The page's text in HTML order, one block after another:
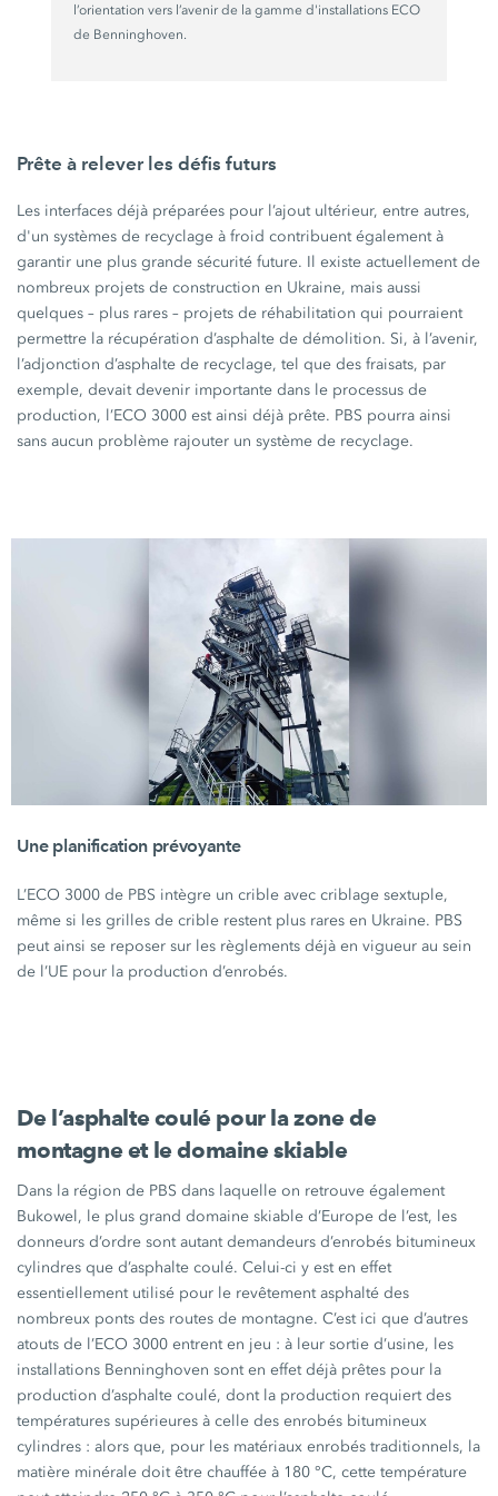
l’orientation vers l’avenir de la gamme d'installations ECO
de Benninghoven.
Prête à relever les défis futurs
Les interfaces déjà préparées pour l’ajout ultérieur, entre autres,
d'un systèmes de recyclage à froid contribuent également à
garantir une plus grande sécurité future. Il existe actuellement de
nombreux projets de construction en Ukraine, mais aussi
quelques – plus rares – projets de réhabilitation qui pourraient
permettre la récupération d’asphalte de démolition. Si, à l’avenir,
l’adjonction d’asphalte de recyclage, tel que des fraisats, par
exemple, devait devenir importante dans le processus de
production, l’ECO 3000 est ainsi déjà prête. PBS pourra ainsi
sans aucun problème rajouter un système de recyclage.
Une planification prévoyante
L’ECO 3000 de PBS intègre un crible avec criblage sextuple,
même si les grilles de crible restent plus rares en Ukraine. PBS
peut ainsi se reposer sur les règlements déjà en vigueur au sein
de l’UE pour la production d’enrobés.
De l’asphalte coulé pour la zone de
montagne et le domaine skiable
Dans la région de PBS dans laquelle on retrouve également
Bukowel, le plus grand domaine skiable d’Europe de l’est, les
donneurs d’ordre sont autant demandeurs d’enrobés bitumineux
cylindres que d’asphalte coulé. Celui-ci y est en effet
essentiellement utilisé pour le revêtement asphalté des
nombreux ponts des routes de montagne. C’est ici que d’autres
atouts de l’ECO 3000 entrent en jeu : à leur sortie d’usine, les
installations Benninghoven sont en effet déjà prêtes pour la
production d’asphalte coulé, dont la production requiert des
températures supérieures à celle des enrobés bitumineux
cylindres : alors que, pour les matériaux enrobés traditionnels, la
matière minérale doit être chauffée à 180 °C, cette température